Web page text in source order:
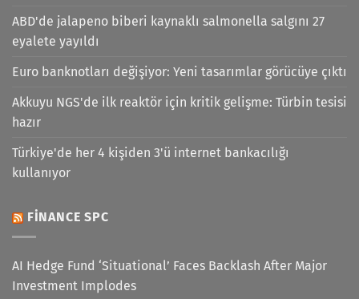
ABD'de jalapeno biberi kaynaklı salmonella salgını 27
eyalete yayıldı
Euro banknotları değişiyor: Yeni tasarımlar görücüye çıktı
Akkuyu NGS'de ilk reaktör için kritik gelişme: Türbin tesisi
hazır
Türkiye'de her 4 kişiden 3'ü internet bankacılığı
kullanıyor
FINANCE SPC
AI Hedge Fund ‘Situational’ Faces Backlash After Major
Investment Implodes